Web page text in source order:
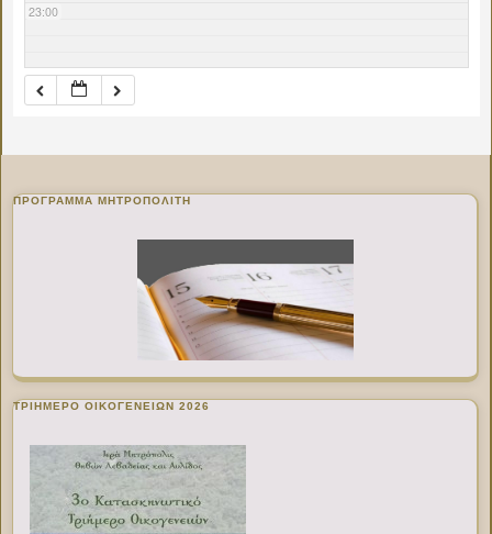
23:00
ΠΡΌΓΡΑΜΜΑ ΜΗΤΡΟΠΟΛΊΤΗ
ΤΡΙΗΜΕΡΟ ΟΙΚΟΓΕΝΕΙΩΝ 2026